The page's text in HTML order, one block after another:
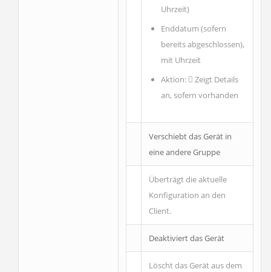
Uhrzeit)
Enddatum (sofern
bereits abgeschlossen),
mit Uhrzeit
Aktion:
Zeigt Details
an, sofern vorhanden
Verschiebt das Gerät in
eine andere Gruppe
Überträgt die aktuelle
Konfiguration an den
Client.
Deaktiviert das Gerät
Löscht das Gerät aus dem